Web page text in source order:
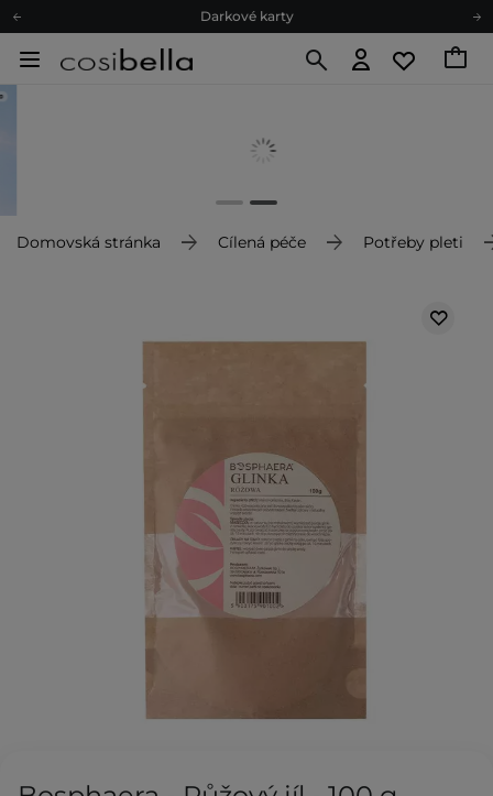
Darkové karty
Darkové karty
Domovská stránka Cílená péče Potřeby pleti